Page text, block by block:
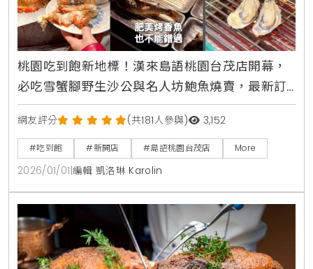
桃園吃到飽新地標！漢來島語桃園台茂店開幕，
必吃雪蟹腳野生沙公與名人坊鮑魚燒賣，最新訂
位攻略與完整價位一次看清楚
網友評分 (共181人參與) 3,152
#吃到飽 #新開店 #島語桃園台茂店 More
2026/01/01 編輯 凱洛琳 Karolin